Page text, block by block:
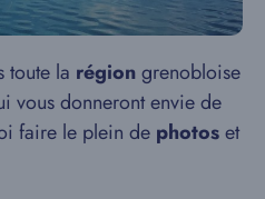
toute la régiongrenobloise
vous donneront envie de
faire le plein de photoset